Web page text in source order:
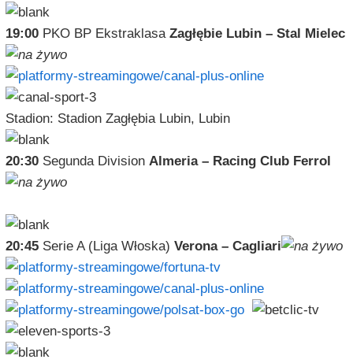
19:00PKO BP Ekstraklasa Zagłębie Lubin – Stal Mielec
Stadion: Stadion Zagłębia Lubin, Lubin
20:30Segunda Division Almeria – Racing Club Ferrol
20:45Serie A (Liga Włoska) Verona – Cagliari